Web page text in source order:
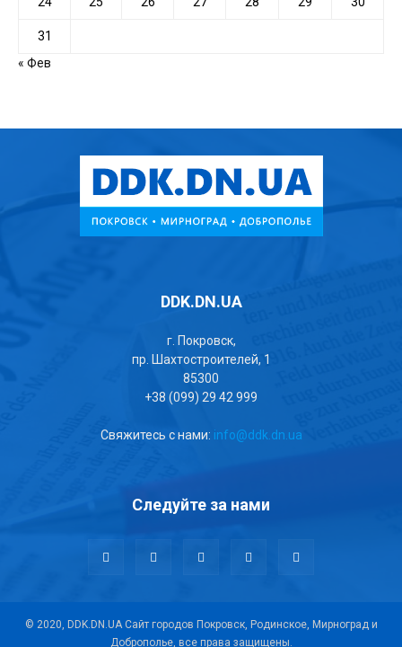
31
« Фев
DDK.DN.UA
г. Покровск,
пр. Шахтостроителей, 1
85300
+38 (099) 29 42 999
Свяжитесь с нами: info@ddk.dn.ua
Следуйте за нами
© 2020, DDK.DN.UA Сайт городов Покровск, Родинское, Мирноград и
Доброполье, все права защищены.